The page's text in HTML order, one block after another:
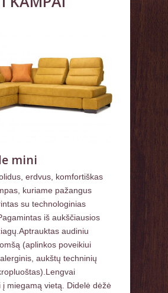
mini
erdvus, komfortiškas
kuriame pažangus
su technologinias
iš aukščiausios
audiniu
(aplinkos poveikiui
aukštų techninių
miegamą vietą. Didelė dėžė